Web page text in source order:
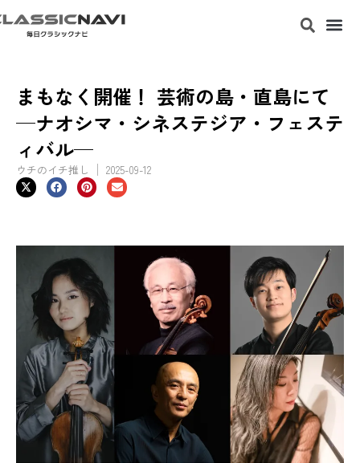
まもなく開催！ 芸術の島・直島にて
─ナオシマ・シネステジア・フェステ
ィバル─
ウチのイチ推し 2025-09-12